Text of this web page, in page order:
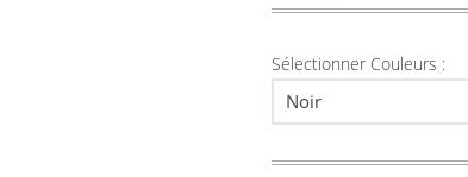
Sélectionner Couleurs :